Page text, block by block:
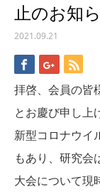
止のお知
2021.09.21
拝啓、会員の皆
とお慶び申し上
新型コロナウイ
もあり、研究会
大会について現